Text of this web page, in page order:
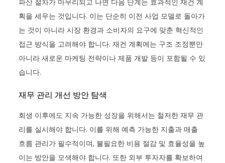
획을 세우는 것입니다. 이는 단순히 이전 사업 모델로 돌아가
는 것이 아니라 시장 환경과 소비자의 요구에 맞춘 혁신적인
접근 방식을 고려해야 합니다. 재건 계획에는 구조 조정뿐만
아니라 새로운 마케팅 전략이나 제품 개발 등이 포함될 수 있
습니다.
재무 관리 개선 방안 탐색
회생 이후에도 지속 가능한 성장을 위해서는 철저한 재무 관
리를 실시해야 합니다. 이를 위해 예측 가능한 지출과 매출
흐름 관리가 필수적이며, 불필요한 비용 절감 및 효율성을 높
이는 방안을 모색해야 합니다. 또한 외부 투자자를 확보하여